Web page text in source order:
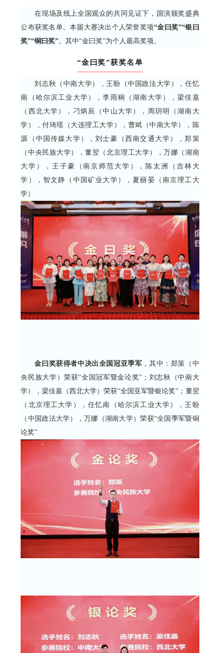
在现场及线上全国观众的共同见证下，国演颁奖盛典
公布获奖名单。本届大赛决出个人荣誉奖项“金曰奖”“银曰
奖”“铜曰奖”。其中“金曰奖”为个人最高奖项。
“金曰奖”获奖名单
刘志秋（中南大学），王盼（中国政法大学），任忆
南（哈尔滨工业大学），李雨桐（湖南大学），梁佳嘉
（西北大学），刁炳辰（中山大学），周玥明（湖南大
学），付琦瑶（大连理工大学），曹斌（中南大学），陈
源（中国传媒大学），刘士豪（西南交通大学），郑策
（中央民族大学），董翌（北京理工大学），万娜（湖南
大学），王子豪（南京师范大学），陈太洲（吉林大
学），智文静（中国矿业大学），夏丽晏（南京理工大
学）
金曰奖获得者中决出全国冠亚季军 ，其中：郑策（中
央民族大学）荣获“全国冠军暨金论奖”；刘志秋（中南大
学），梁佳嘉（西北大学）荣获“全国亚军暨银论奖”；董翌
（北京理工大学），任忆南（哈尔滨工业大学），王盼
（中国政法大学），万娜（湖南大学）荣获“全国季军暨铜
论奖”